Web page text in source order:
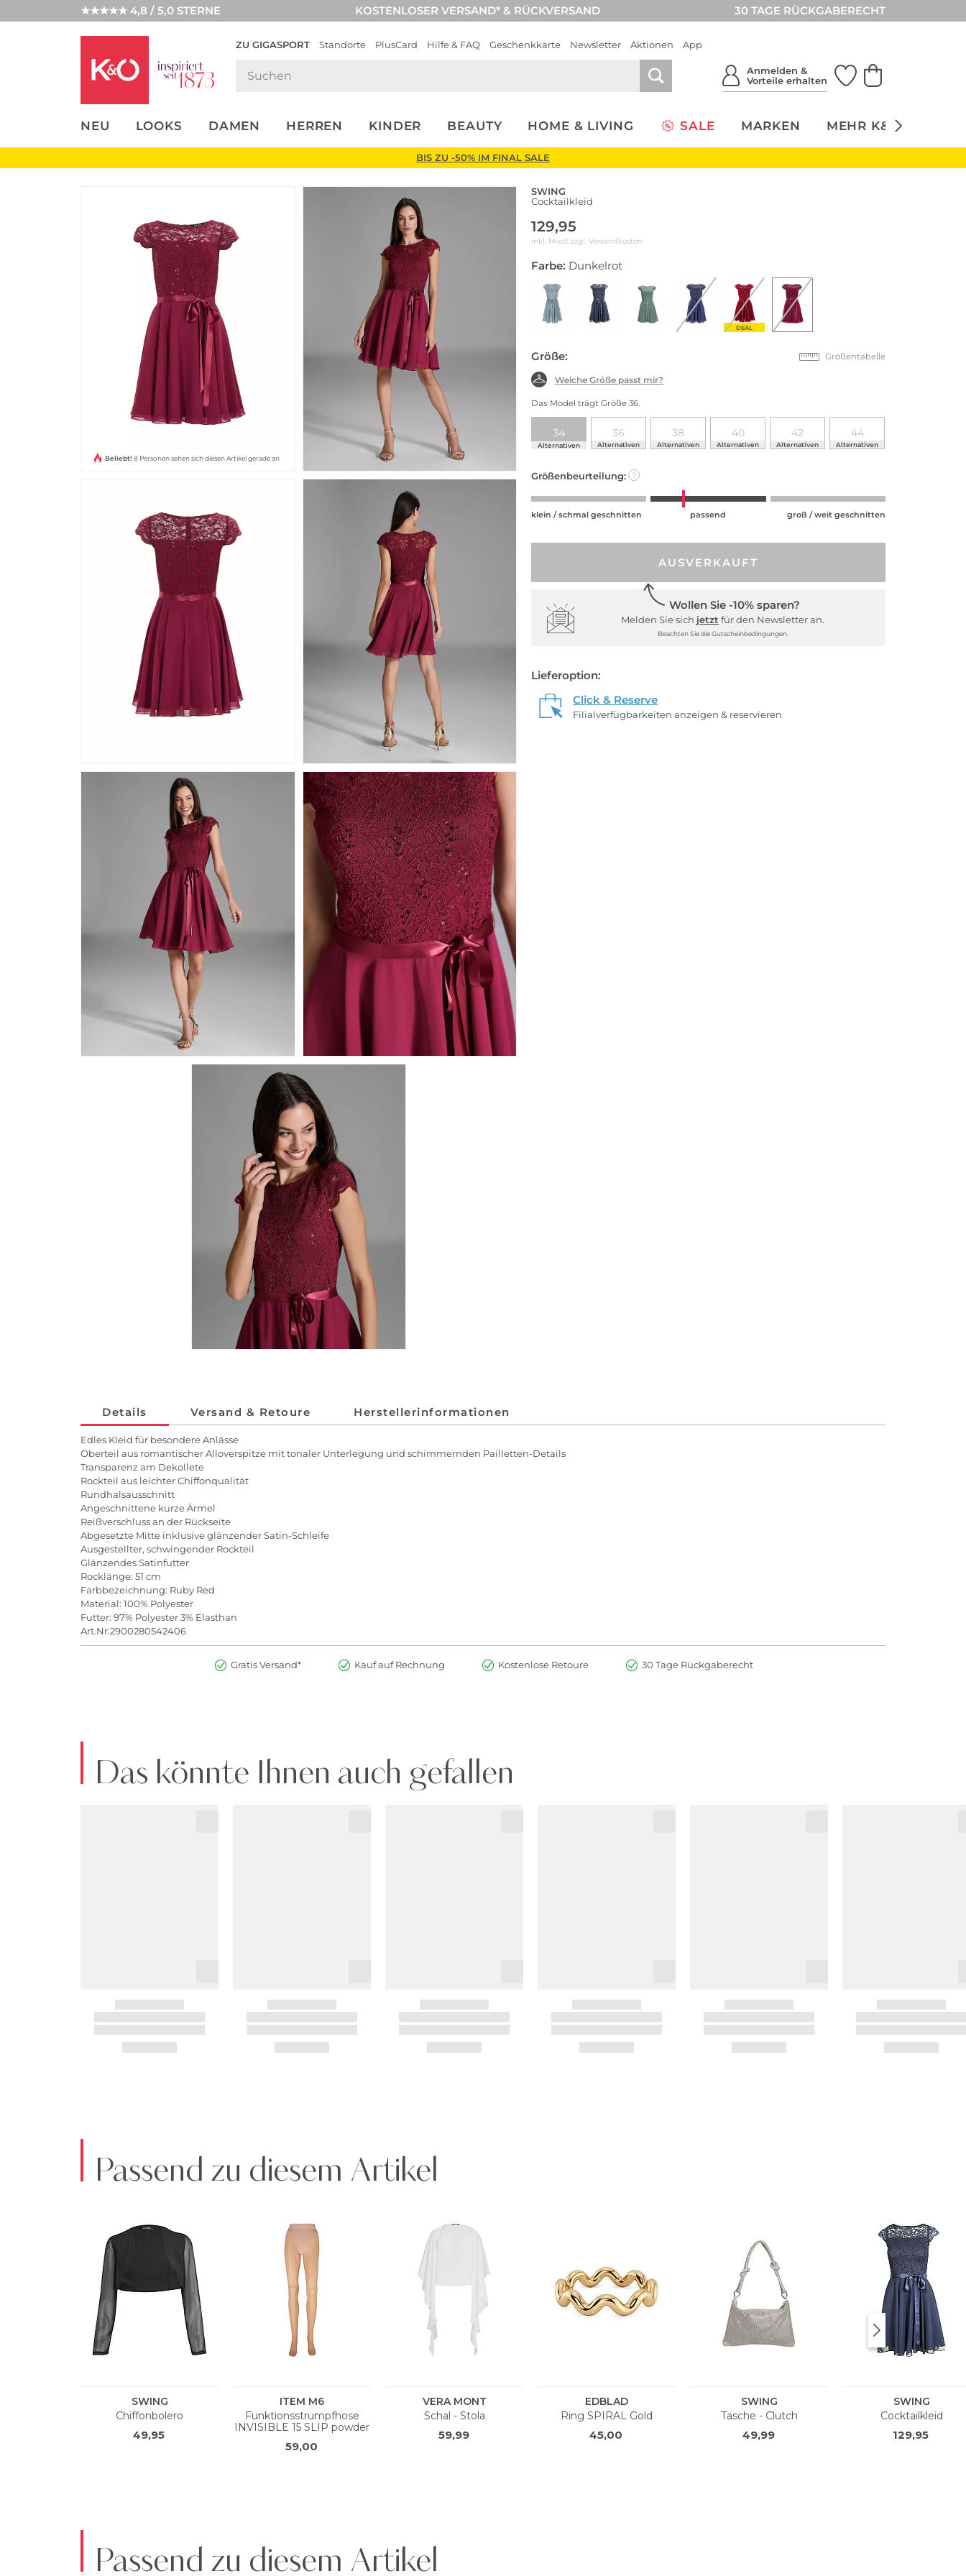
★★★★★ 4,8 / 5,0 STERNE KOSTENLOSER VERSAND* & RÜCKVERSAND 30 TAGE RÜCKGABERECHT
ZU GIGASPORT Standorte PlusCard Hilfe & FAQ Geschenkkarte Newsletter Aktionen App
Anmelden &
Vorteile erhalten
NEU LOOKS DAMEN HERREN KINDER BEAUTY HOME & LIVING SALE MARKEN MEHR K&Ö
UNSERE APP
CLICK &
BIS ZU -50% IM FINAL SALE
Beliebt! 8 Personen sehen sich diesen Artikel gerade an
SWING
Cocktailkleid
129,95
inkl. Mwst zzgl. Versandkosten
Farbe: Dunkelrot
DEAL
Größe: Größentabelle
Welche Größe passt mir?
Das Model trägt Größe 36.
34
Alternativen
36
Alternativen
38
Alternativen
40
Alternativen
42
Alternativen
44
Alternativen
Größenbeurteilung: ?
klein / schmal geschnitten passend groß / weit geschnitten
AUSVERKAUFT
Wollen Sie -10% sparen?
Melden Sie sich jetzt für den Newsletter an.
Beachten Sie die Gutscheinbedingungen.
Lieferoption:
Click & Reserve
Filialverfügbarkeiten anzeigen & reservieren
Details Versand & Retoure Herstellerinformationen
Edles Kleid für besondere Anlässe
Oberteil aus romantischer Alloverspitze mit tonaler Unterlegung und schimmernden Pailletten-Details
Transparenz am Dekollete
Rockteil aus leichter Chiffonqualität
Rundhalsausschnitt
Angeschnittene kurze Ärmel
Reißverschluss an der Rückseite
Abgesetzte Mitte inklusive glänzender Satin-Schleife
Ausgestellter, schwingender Rockteil
Glänzendes Satinfutter
Rocklänge: 51 cm
Farbbezeichnung: Ruby Red
Material: 100% Polyester
Futter: 97% Polyester 3% Elasthan
Art.Nr:2900280542406
Gratis Versand* Kauf auf Rechnung Kostenlose Retoure 30 Tage Rückgaberecht
Das könnte Ihnen auch gefallen
Passend zu diesem Artikel
Passend zu diesem Artikel